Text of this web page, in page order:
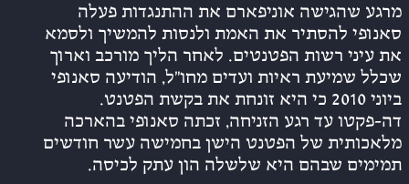
מרגע שהגישה אוניפארם את ההתנגדות פעלה
סאנופי להסתיר את האמת ולנסות להמשיך ולסמא
את עיני רשות הפטנטים. לאחר הליך מורכב וארוך
שכלל שמיעת ראיות ועדים מחו”ל, הודיעה סאנופי
ביוני 2010 כי היא זונחת את בקשת הפטנט.
דה-פקטו עד רגע הזניחה, זכתה סאנופי בהארכה
מלאכותית של הפטנט הישן בחמישה עשר חודשים
תמימים שבהם היא שלשלה הון עתק לכיסה.